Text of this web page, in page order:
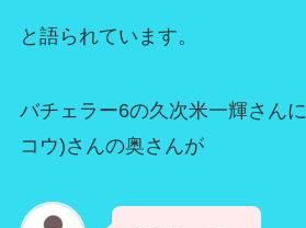
と語られています。
バチェラー6の久次米一輝さん
コウ)さんの奥さんが